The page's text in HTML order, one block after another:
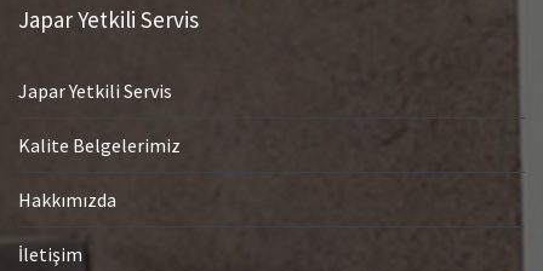
Japar Yetkili Servis
Japar Yetkili Servis
Kalite Belgelerimiz
Hakkımızda
İletişim